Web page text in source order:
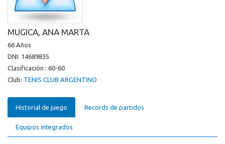
MUGICA, ANA MARTA
66 Años
DNI: 14689835
Clasificación : 60-60
Club: TENIS CLUB ARGENTINO
Historial de juego Records de partidos
Equipos integrados